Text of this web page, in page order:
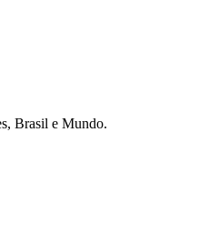
Brasil e Mundo.